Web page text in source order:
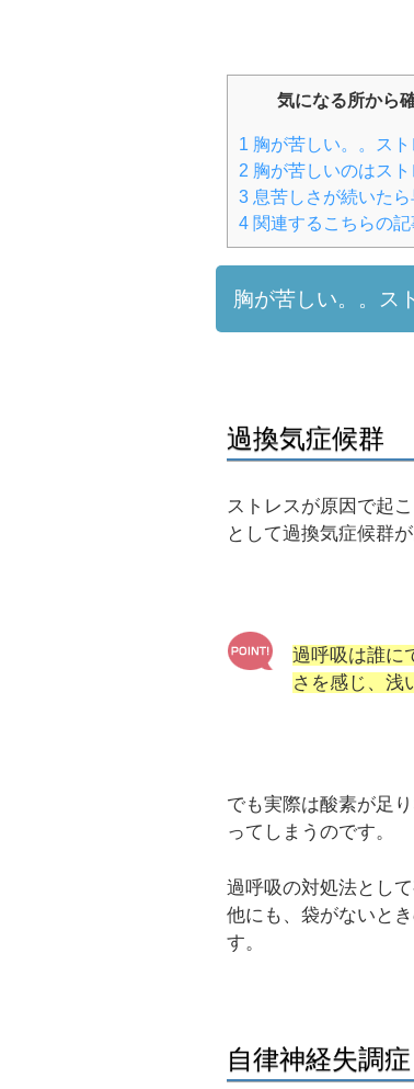
気になる所から
1 胸が苦しい。。ス
2 胸が苦しいのはス
3 息苦しさが続いたら
4 関連するこちらの
胸が苦しい。。ス
過換気症候群
ストレスが原因で起
として過換気症候群
過呼吸は誰に
さを感じ、浅
でも実際は酸素が足
ってしまうのです。
過呼吸の対処法とし
他にも、袋がないと
す。
自律神経失調症